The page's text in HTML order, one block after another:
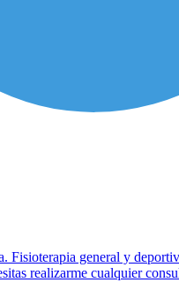
general y
realizarme cualquier